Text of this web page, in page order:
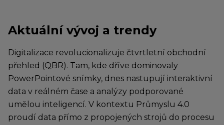
Aktuální vývoj a trendy
Digitalizace revolucionalizuje čtvrtletní obchodní
přehled (QBR). Tam, kde dříve dominovaly
PowerPointové snímky, dnes nastupují interaktivní
data v reálném čase a analýzy podporované
umělou inteligencí. V kontextu Průmyslu 4.0
proudí data přímo z propojených strojů do procesu